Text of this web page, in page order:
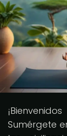
Sumérgete